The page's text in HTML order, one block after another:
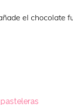
el chocolate